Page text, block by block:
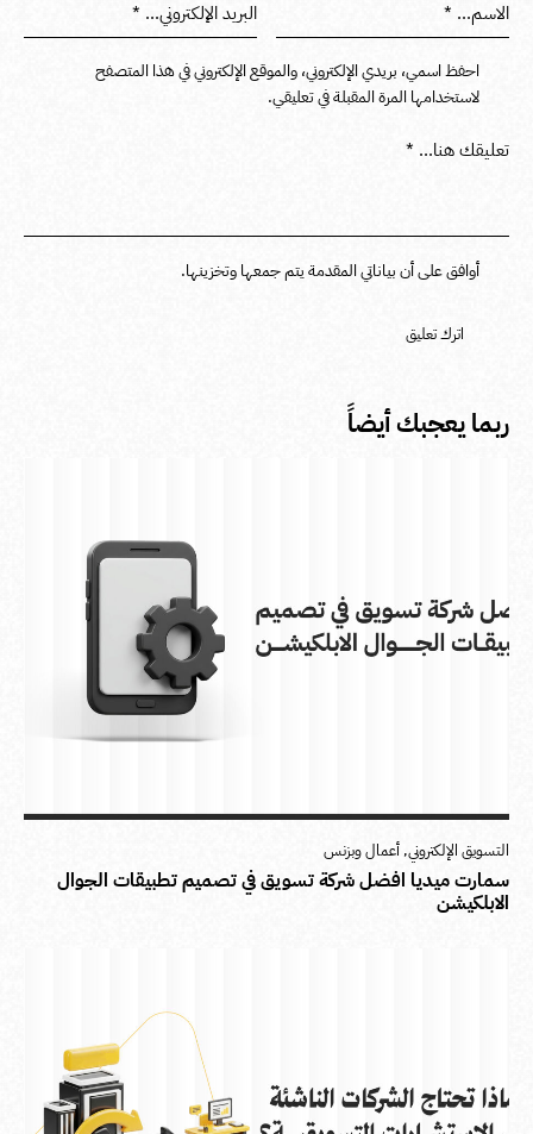
احفظ اسمي، بريدي الإلكتروني، والموقع الإلكتروني في هذا المتصفح
لاستخدامها المرة المقبلة في تعليقي.
أوافق على أن بياناتي المقدمة يتم جمعها وتخزينها.
ربما يعجبك أيضاً
التسويق الإلكتروني,أعمال وبزنس
سمارت ميديا افضل شركة تسويق في تصميم تطبيقات الجوال
الابلكيشن